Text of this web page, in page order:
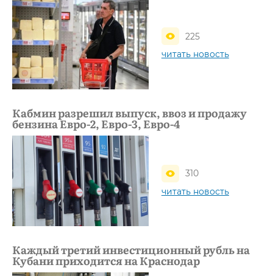
225
читать новость
Кабмин разрешил выпуск, ввоз и продажу
бензина Евро-2, Евро-3, Евро-4
310
читать новость
Каждый третий инвестиционный рубль на
Кубани приходится на Краснодар